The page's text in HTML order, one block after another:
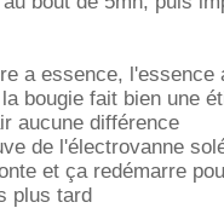
a essence, l'essence
bougie fait bien une
aucune différence
de l'électrovanne
et ça redémarre
plus tard